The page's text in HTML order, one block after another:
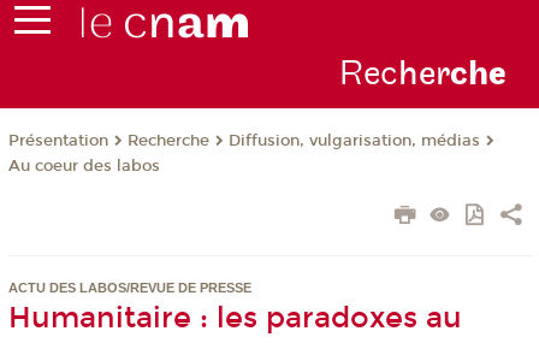
Recherche
Présentation Recherche
Diffusion, vulgarisation, médias
Au coeur des labos
ACTU DES LABOS/REVUE DE PRESSE
Humanitaire : les paradoxes au